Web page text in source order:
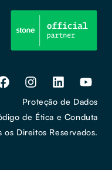
Proteção de Dados
de Ética e Conduta
os Direitos Reservados.​